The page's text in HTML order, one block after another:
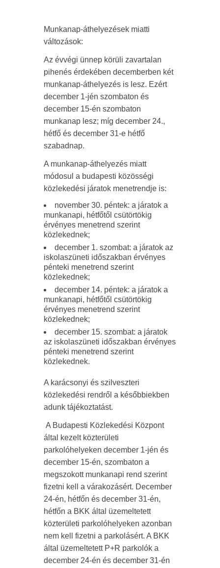
Munkanap-áthelyezések miatti
változások:
Az évvégi ünnep körüli zavartalan
pihenés érdekében decemberben két
munkanap-áthelyezés is lesz. Ezért
december 1-jén szombaton és
december 15-én szombaton
munkanap lesz; míg december 24.,
hétfő és december 31-e hétfő
szabadnap.
A munkanap-áthelyezés miatt
módosul a budapesti közösségi
közlekedési járatok menetrendje is:
november 30. péntek: a járatok a
munkanapi, hétfőtől csütörtökig
érvényes menetrend szerint
közlekednek;
december 1. szombat: a járatok az
iskolaszüneti időszakban érvényes
pénteki menetrend szerint
közlekednek;
december 14. péntek: a járatok a
munkanapi, hétfőtől csütörtökig
érvényes menetrend szerint
közlekednek;
december 15. szombat: a járatok
az iskolaszüneti időszakban érvényes
pénteki menetrend szerint
közlekednek.
A karácsonyi és szilveszteri
közlekedési rendről a későbbiekben
adunk tájékoztatást.
A Budapesti Közlekedési Központ
által kezelt közterületi
parkolóhelyeken december 1-jén és
december 15-én, szombaton a
megszokott munkanapi rend szerint
fizetni kell a várakozásért. December
24-én, hétfőn és december 31-én,
hétfőn a BKK által üzemeltetett
közterületi parkolóhelyeken azonban
nem kell fizetni a parkolásért. A BKK
által üzemeltetett P+R parkolók a
december 24-én és december 31-én